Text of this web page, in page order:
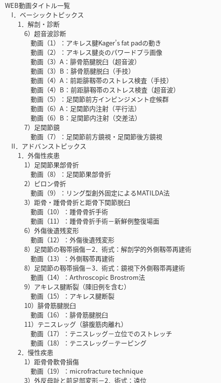
WEB動画タイトル一覧
I．ベーシックトピックス
1．解剖・診断
6）超音波診断
動画（1）：アキレス腱Kager’s fat padの動き
動画（2）：アキレス腱炎のパワードプラ画像
動画（3）A：腓骨筋腱脱臼（超音波）
動画（3）B：腓骨筋腱脱臼（手技）
動画（4）A：前距腓靱帯のストレス検査（手技）
動画（4）B：前距腓靱帯のストレス検査（超音波）
動画（5）：足関節前方インピンジメント症候群
動画（6）A：足関節内注射（平行法）
動画（6）B：足関節内注射（交差法）
7）足関節鏡
動画（7）：足関節前方鏡視・足関節後方鏡視
II．アドバンストピックス
1．外傷性疾患
1）足関節果部骨折
動画（8）：足関節果部骨折
2）ピロン骨折
動画（9）：リング型創外固定によるMATILDA法
3）距骨・踵骨骨折と距骨下関節脱臼
動画（10）：踵骨骨折手術
動画（11）：踵骨骨折手術－新鮮例整復場面
6）外傷後遺残変形
動画（12）：外傷後遺残変形
8）足関節の靱帯損傷－2．術式：解剖学的外側靱帯再建術
動画（13）：外側靱帯再建術
8）足関節の靱帯損傷－3．術式：鏡視下外側靱帯再建術
動画（14）：Arthroscopic Brostrom法
9）アキレス腱断裂（陳旧例を含む）
動画（15）：アキレス腱断裂
10）腓骨筋腱脱臼
動画（16）：腓骨筋腱脱臼
11）テニスレッグ（腓腹筋肉離れ）
動画（17）：テニスレッグ－立位でのストレッチ
動画（18）：テニスレッグ－テーピング
2．慢性疾患
1）距骨骨軟骨損傷
動画（19）：microfracture technique
3）外反母趾と前足部変形－2．術式：遠位